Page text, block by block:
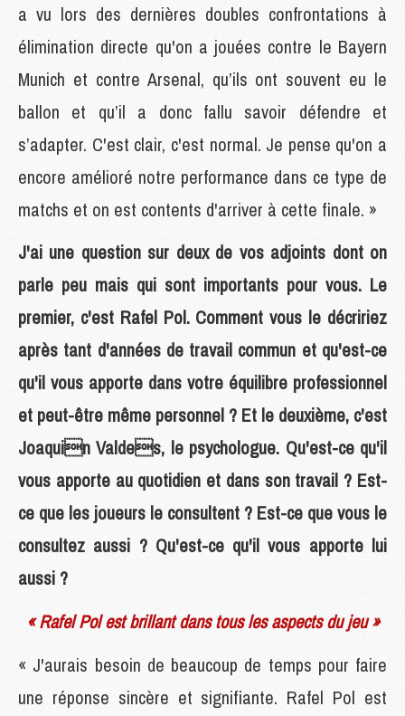
a vu lors des dernières doubles confrontations à
élimination directe qu'on a jouées contre le Bayern
Munich et contre Arsenal, qu’ils ont souvent eu le
ballon et qu’il a donc fallu savoir défendre et
s’adapter. C'est clair, c'est normal. Je pense qu'on a
encore amélioré notre performance dans ce type de
matchs et on est contents d'arriver à cette finale. »
J'ai une question sur deux de vos adjoints dont on
parle peu mais qui sont importants pour vous. Le
premier, c'est Rafel Pol. Comment vous le décririez
après tant d'années de travail commun et qu'est-ce
qu'il vous apporte dans votre équilibre professionnel
et peut-être même personnel ? Et le deuxième, c'est
Joaquin Valdes, le psychologue. Qu'est-ce qu'il
vous apporte au quotidien et dans son travail ? Est-
ce que les joueurs le consultent ? Est-ce que vous le
consultez aussi ? Qu'est-ce qu'il vous apporte lui
aussi ?
« Rafel Pol est brillant dans tous les aspects du jeu »
« J'aurais besoin de beaucoup de temps pour faire
une réponse sincère et signifiante. Rafel Pol est